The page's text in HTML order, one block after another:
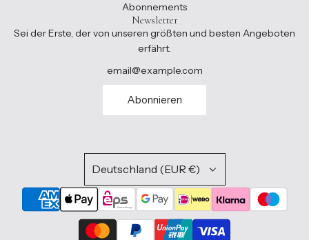
Abonnements
Newsletter
Sei der Erste, der von unseren größten und besten Angeboten
erfährt.
Abonnieren
Deutschland (EUR €)